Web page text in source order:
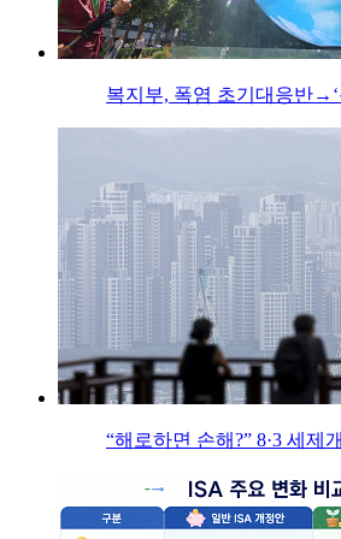
복지부, 폭염 초기대응반
“해로하면 손해?” 8·3 세제